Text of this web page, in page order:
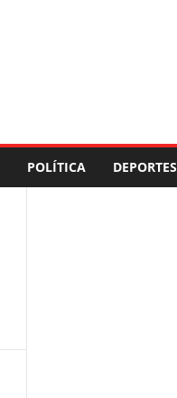
POLÍTICA DEPORTES